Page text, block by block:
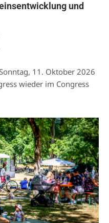
und
11. Oktober 2026
wieder im Congress